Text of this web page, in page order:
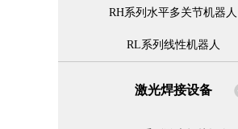
RH系列水平多关节机器人
RL系列线性机器人
激光焊接设备